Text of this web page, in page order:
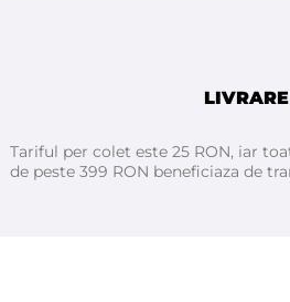
LIVRARE
Tariful per colet este 25 RON, iar
de peste 399 RON beneficiaza de